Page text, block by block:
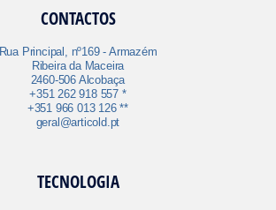
CONTACTOS
Rua Principal, nº169 - Armazém
Ribeira da Maceira
2460-506 Alcobaça
+351 262 918 557 *
+351 966 013 126 **
geral@articold.pt
TECNOLOGIA